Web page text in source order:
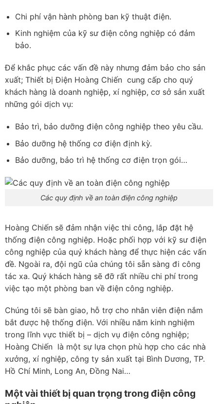
Chi phí vận hành phòng ban kỹ thuật điện.
Kinh nghiệm của kỹ sư điện công nghiệp có đảm
bảo.
Để khắc phục các vấn đề này nhưng đảm bảo cho sản
xuất; Thiết bị Điện Hoàng Chiến cung cấp cho quý
khách hàng là doanh nghiệp, xí nghiệp, cơ sở sản xuất
những gói dịch vụ:
Bảo trì, bảo dưỡng điện công nghiệp theo yêu cầu.
Bảo dưỡng hệ thống cơ điện định kỳ.
Bảo dưỡng, bảo trì hệ thống cơ điện trọn gói…
Các quy định về an toàn điện công nghiệp
Hoàng Chiến sẽ đảm nhận việc thi công, lắp đặt hệ
thống điện công nghiệp. Hoặc phối hợp với kỹ sư điện
công nghiệp của quý khách hàng để thực hiện các vấn
đề. Ngoài ra, đội ngũ của chúng tôi sẵn sàng đi công
tác xa. Quý khách hàng sẽ đỡ rất nhiều chi phí trong
việc tạo một phòng ban về điện công nghiệp.
Chúng tôi sẽ bàn giao, hỗ trợ cho nhân viên điện nắm
bắt được hệ thống điện. Với nhiều năm kinh nghiệm
trong lĩnh vực thiết bị – dịch vụ điện công nghiệp;
Hoàng Chiến là một sự lựa chọn phù hợp cho các nhà
xưởng, xí nghiệp, công ty sản xuất tại Bình Dương, TP.
Hồ Chí Minh, Long An, Đồng Nai…
Một vài thiết bị quan trọng trong điện công